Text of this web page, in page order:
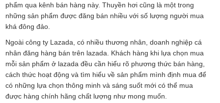
phẩm qua kênh bán hàng này. Thuyền hơi cũng là một trong
những sản phẩm được đăng bán nhiều với số lượng người mua
khá đông đảo.
Ngoài công ty Lazada, có nhiều thương nhân, doanh nghiệp cá
nhân đăng hàng bán trên lazada. Khách hàng khi lựa chọn mua
mỗi sản phẩm ở lazada đều cần hiểu rõ phương thức bán hàng,
cách thức hoạt động và tìm hiểu về sản phẩm mình định mua để
có những lựa chọn thông minh và sáng suốt mới có thể mua
được hàng chính hãng chất lượng như mong muốn.